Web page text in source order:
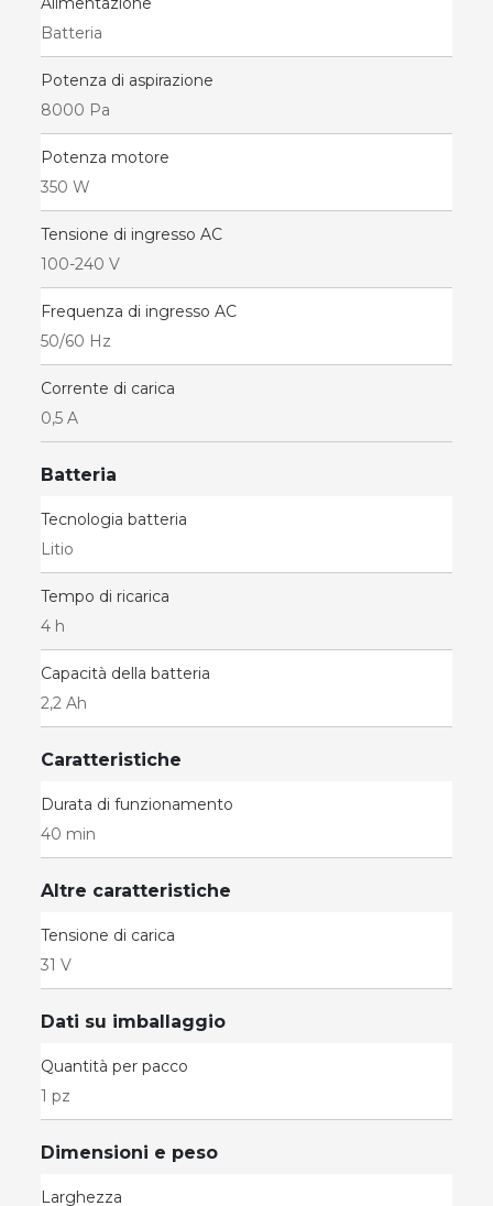
Batteria
Potenza di aspirazione
8000 Pa
Potenza motore
350 W
Tensione di ingresso AC
100-240 V
Frequenza di ingresso AC
50/60 Hz
Corrente di carica
0,5 A
Batteria
Tecnologia batteria
Litio
Tempo di ricarica
4 h
Capacità della batteria
2,2 Ah
Caratteristiche
Durata di funzionamento
40 min
Altre caratteristiche
Tensione di carica
31 V
Dati su imballaggio
Quantità per pacco
1 pz
Dimensioni e peso
Larghezza